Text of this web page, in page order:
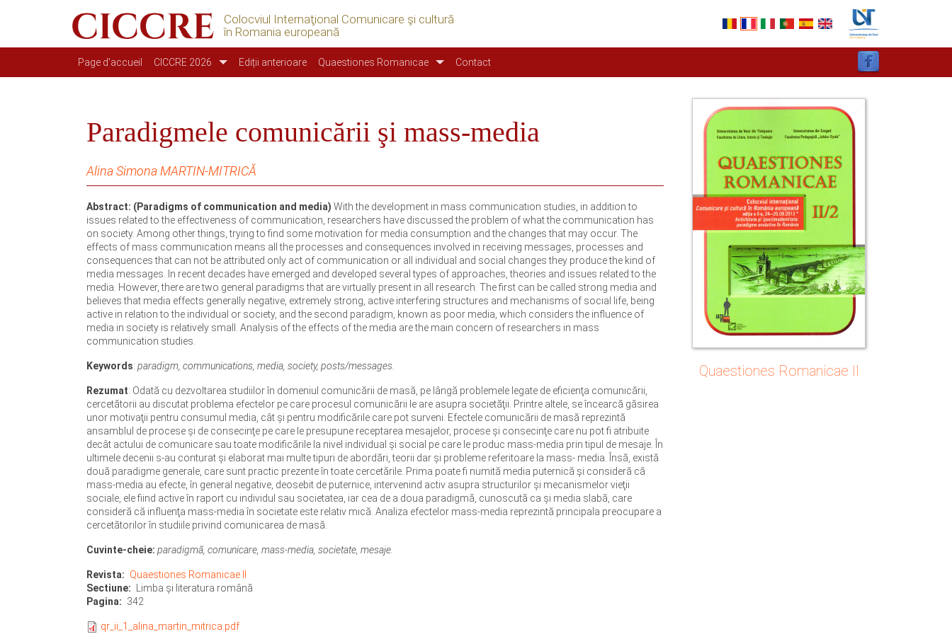
Colocviul Internaţional Comunicare şi cultură
în Romania europeană
Navigation principale
Page d'accueil CICCRE 2026 Ediții anterioare Quaestiones Romanicae Contact
Paradigmele comunicării şi mass-media
Alina Simona MARTIN-MITRICĂ
Abstract: (Paradigms of communication and media) With the development in mass communication studies, in addition to
issues related to the effectiveness of communication, researchers have discussed the problem of what the communication has
on society. Among other things, trying to find some motivation for media consumption and the changes that may occur. The
effects of mass communication means all the processes and consequences involved in receiving messages, processes and
consequences that can not be attributed only act of communication or all individual and social changes they produce the kind of
media messages. In recent decades have emerged and developed several types of approaches, theories and issues related to the
media. However, there are two general paradigms that are virtually present in all research. The first can be called strong media and
believes that media effects generally negative, extremely strong, active interfering structures and mechanisms of social life, being
active in relation to the individual or society, and the second paradigm, known as poor media, which considers the influence of
media in society is relatively small. Analysis of the effects of the media are the main concern of researchers in mass
communication studies.
Keywords: paradigm, communications, media, society, posts/messages.
Rezumat: Odată cu dezvoltarea studiilor în domeniul comunicării de masă, pe lângă problemele legate de eficienţa comunicării,
cercetătorii au discutat problema efectelor pe care procesul comunicării le are asupra societăţii. Printre altele, se încearcă găsirea
unor motivaţii pentru consumul media, cât şi pentru modificările care pot surveni. Efectele comunicării de masă reprezintă
ansamblul de procese şi de consecinţe pe care le presupune receptarea mesajelor, procese şi consecinţe care nu pot fi atribuite
decât actului de comunicare sau toate modificările la nivel individual şi social pe care le produc mass-media prin tipul de mesaje. În
ultimele decenii s-au conturat şi elaborat mai multe tipuri de abordări, teorii dar şi probleme referitoare la mass- media. Însă, există
două paradigme generale, care sunt practic prezente în toate cercetările. Prima poate fi numită media puternică şi consideră că
mass-media au efecte, în general negative, deosebit de puternice, intervenind activ asupra structurilor şi mecanismelor vieţii
sociale, ele fiind active în raport cu individul sau societatea, iar cea de a doua paradigmă, cunoscută ca şi media slabă, care
consideră că influenţa mass-media în societate este relativ mică. Analiza efectelor mass-media reprezintă principala preocupare a
cercetătorilor în studiile privind comunicarea de masă.
Cuvinte-cheie: paradigmă, comunicare, mass-media, societate, mesaje.
Revista
Quaestiones Romanicae II
Sectiune
Limba şi literatura română
Pagina
342
qr_ii_1_alina_martin_mitrica.pdf
Quaestiones Romanicae II